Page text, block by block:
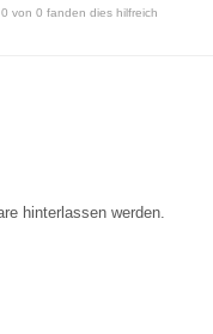
0 von 0 fanden dies hilfreich
hinterlassen werden.